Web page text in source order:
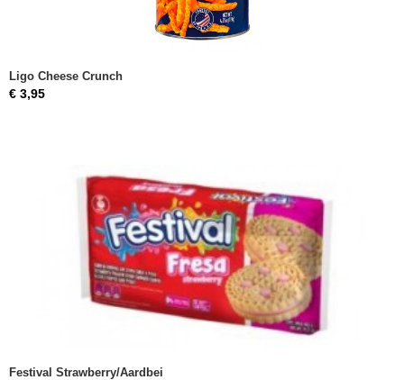
Ligo Cheese Crunch
€ 3,95
Festival Strawberry/Aardbei